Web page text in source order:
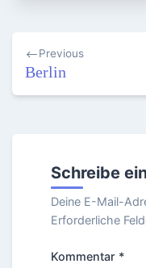
Previous
Berlin
Schreibe
Deine E-Mail-
Erforderliche
Kommentar *